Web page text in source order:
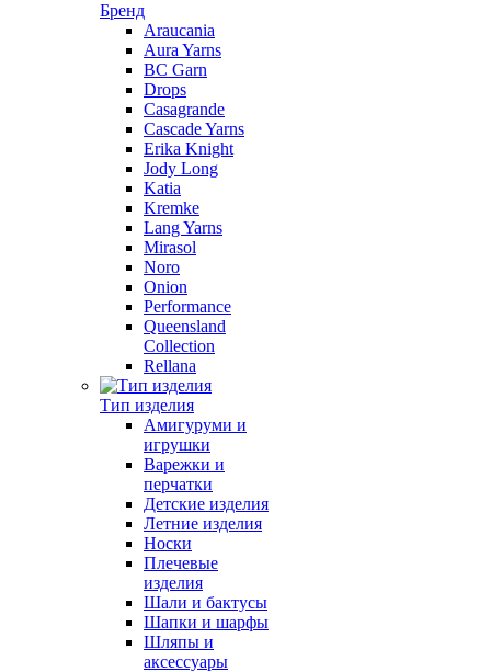
Бренд
Araucania
Aura Yarns
BC Garn
Drops
Casagrande
Cascade Yarns
Erika Knight
Jody Long
Katia
Kremke
Lang Yarns
Mirasol
Noro
Onion
Performance
Queensland
Collection
Rellana
Тип изделия
Амигуруми и
игрушки
Варежки и
перчатки
Детские изделия
Летние изделия
Носки
Плечевые
изделия
Шали и бактусы
Шапки и шарфы
Шляпы и
аксессуары